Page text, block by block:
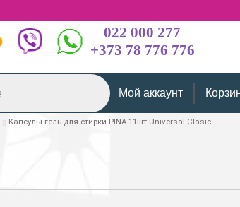
022 000 277
+373 78 776 776
Мой аккаунт
Капсулы-гель для стирки PINA 11шт Universal Clasic